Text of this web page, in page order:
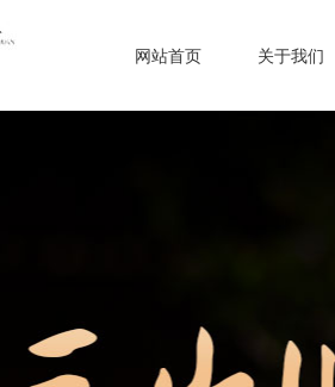
网站首页 关于我们